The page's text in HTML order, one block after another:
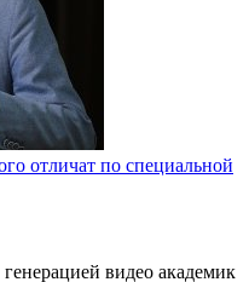
отличат по специальной
видео академик